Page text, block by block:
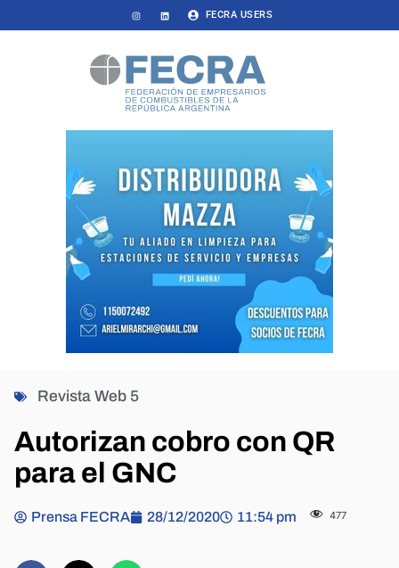
FECRA USERS
Revista Web 5
Autorizan cobro con QR
para el GNC
Prensa FECRA 28/12/2020 11:54 pm 477